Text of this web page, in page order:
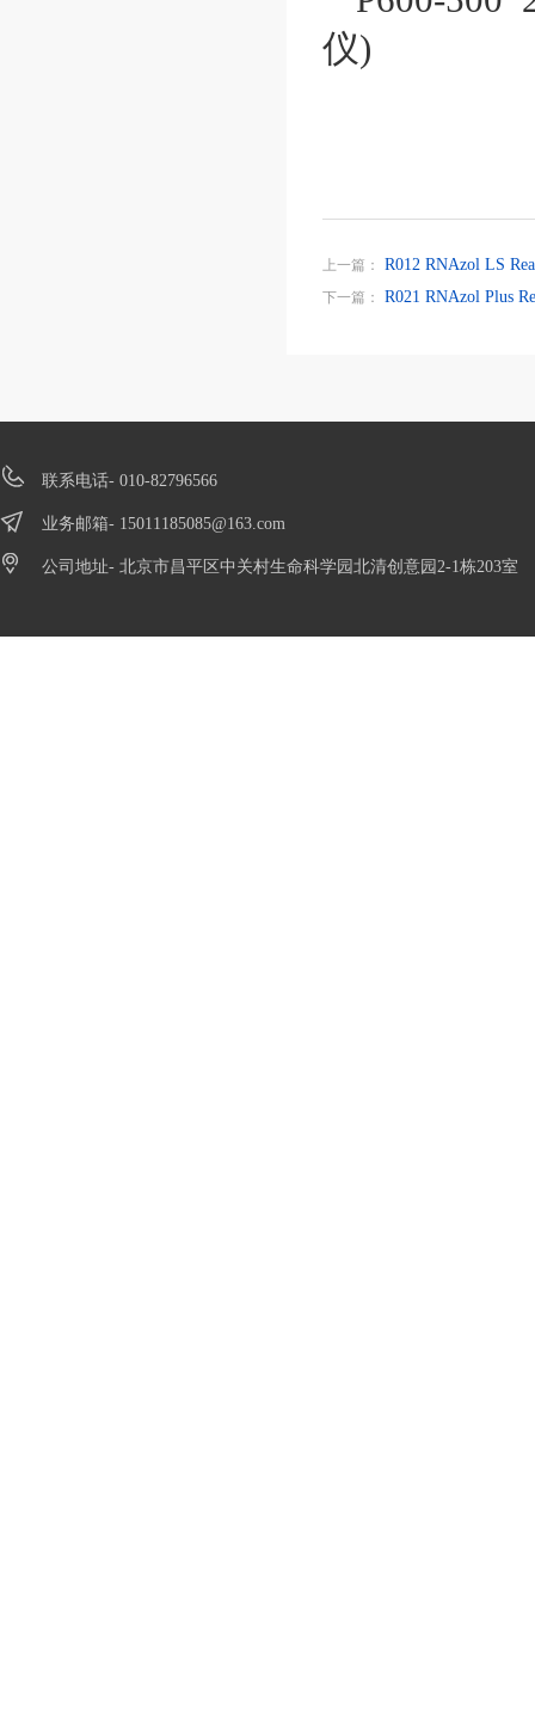
仪)
上一篇： R012 RNAzol LS
下一篇： R021 RNAzol Plus
联系电话- 010-82796566
业务邮箱- 15011185085@163.com
公司地址- 北京市昌平区中关村生命科学园北清创意园2-1栋203室